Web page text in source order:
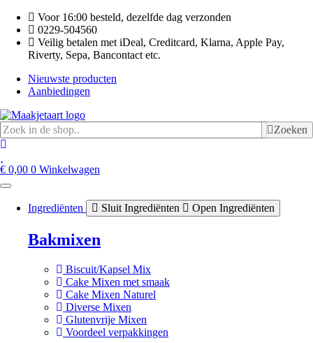
naar
inhoud
Voor 16:00 besteld, dezelfde dag verzonden
0229-504560
Veilig betalen met iDeal, Creditcard, Klarna, Apple Pay,
Riverty, Sepa, Bancontact etc.
Nieuwste producten
Aanbiedingen
Zoeken
€ 0,00 0 Winkelwagen
Ingrediënten Sluit Ingrediënten Open Ingrediënten
Bakmixen
Biscuit/Kapsel Mix
Cake Mixen met smaak
Cake Mixen Naturel
Diverse Mixen
Glutenvrije Mixen
Voordeel verpakkingen